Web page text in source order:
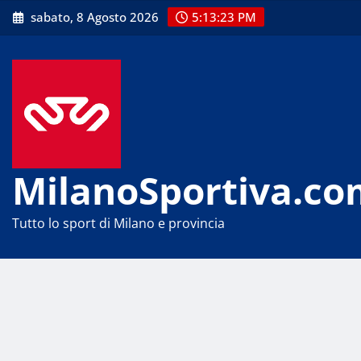
Skip
to
sabato, 8 Agosto 2026 5:13:24 PM
Tutto lo sport di Milano e provincia